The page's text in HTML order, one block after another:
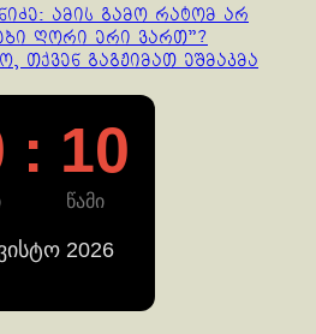
ამის გამო რატომ არ
ღორი ერი ვართ”?
თქვენ გაგჟიმათ ეშმაკმა
: 11
წამი
2026